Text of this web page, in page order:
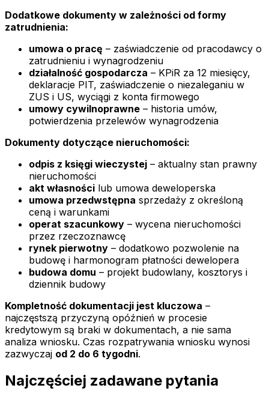
Dodatkowe dokumenty w zależności od formy
zatrudnienia:
umowa o pracę – zaświadczenie od pracodawcy o
zatrudnieniu i wynagrodzeniu
działalność gospodarcza – KPiR za 12 miesięcy,
deklaracje PIT, zaświadczenie o niezaleganiu w
ZUS i US, wyciągi z konta firmowego
umowy cywilnoprawne – historia umów,
potwierdzenia przelewów wynagrodzenia
Dokumenty dotyczące nieruchomości:
odpis z księgi wieczystej – aktualny stan prawny
nieruchomości
akt własności lub umowa deweloperska
umowa przedwstępna sprzedaży z określoną
ceną i warunkami
operat szacunkowy – wycena nieruchomości
przez rzeczoznawcę
rynek pierwotny – dodatkowo pozwolenie na
budowę i harmonogram płatności dewelopera
budowa domu – projekt budowlany, kosztorys i
dziennik budowy
Kompletność dokumentacji jest kluczowa –
najczęstszą przyczyną opóźnień w procesie
kredytowym są braki w dokumentach, a nie sama
analiza wniosku. Czas rozpatrywania wniosku wynosi
zazwyczaj od 2 do 6 tygodni.
Najczęściej zadawane pytania